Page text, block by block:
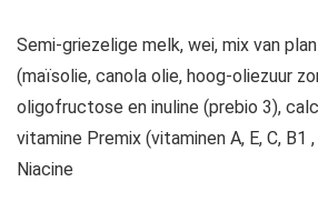
Semi-griezelige melk, wei, mix van
(maïsolie, canola olie, hoog-oliezuur
oligofructose en inuline (prebio 3),
vitamine Premix (vitaminen A, E, C, B1
Niacine